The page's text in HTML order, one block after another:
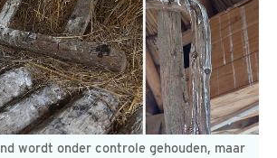
wordt onder controle gehouden, maar